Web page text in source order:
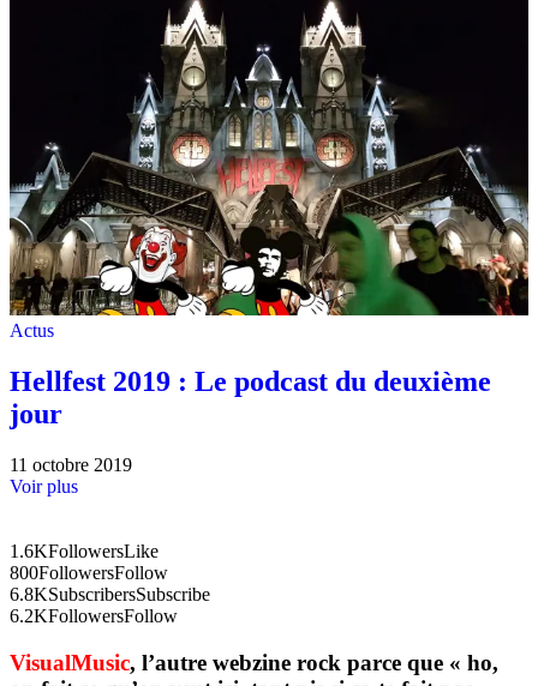
Actus
Hellfest 2019 : Le podcast du deuxième
jour
11 octobre 2019
Voir plus
1.6KFollowersLike
800FollowersFollow
6.8KSubscribersSubscribe
6.2KFollowersFollow
VisualMusic, l’autre webzine rock parce que « ho,